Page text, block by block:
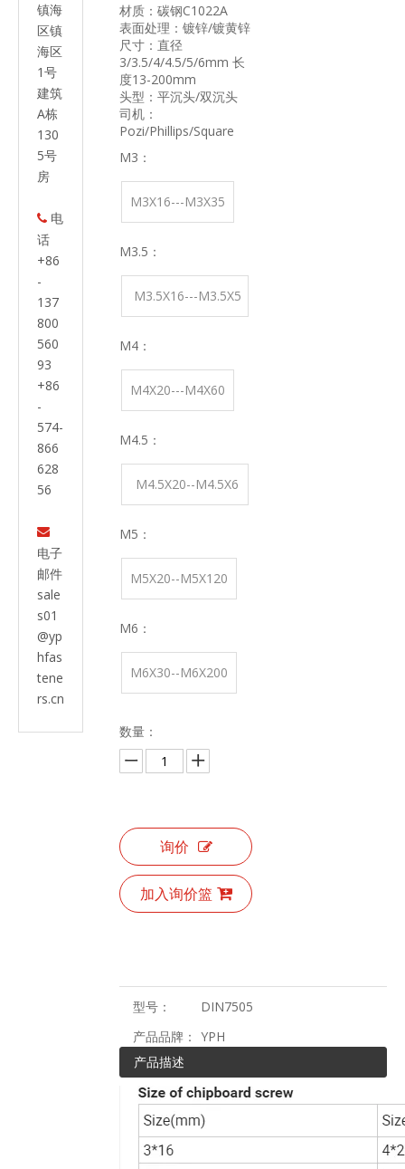
镇海
区镇
海区
1号
建筑
A栋
130
5号
房
 电
话
+86
-
137
800
560
93
+86
-
574-
866
628
56

电子
邮件
sale
s01
@yp
hfas
tene
rs.cn
材质：碳钢C1022A
表面处理：镀锌/镀黄锌
尺寸：直径
3/3.5/4/4.5/5/6mm 长
度13-200mm
头型：平沉头/双沉头
司机：
Pozi/Phillips/Square
M3：
M3X16---M3X35
M3.5：
M3.5X16---M3.5X5
M4：
M4X20---M4X60
M4.5：
M4.5X20--M4.5X6
M5：
M5X20--M5X120
M6：
M6X30--M6X200
数量：
询价
加入询价篮
型号：
DIN7505
产品品牌： YPH
产品描述